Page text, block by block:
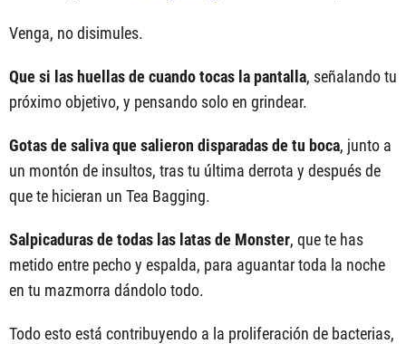
Venga, no disimules.
Que si las huellas de cuando tocas la pantalla, señalando tu
próximo objetivo, y pensando solo en grindear.
Gotas de saliva que salieron disparadas de tu boca, junto a
un montón de insultos, tras tu última derrota y después de
que te hicieran un Tea Bagging.
Salpicaduras de todas las latas de Monster, que te has
metido entre pecho y espalda, para aguantar toda la noche
en tu mazmorra dándolo todo.
Todo esto está contribuyendo a la proliferación de bacterias,